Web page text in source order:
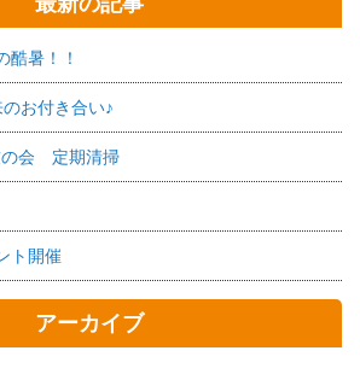
酷暑！！
お付き合い♪
の会 定期清掃
ト開催
アーカイブ